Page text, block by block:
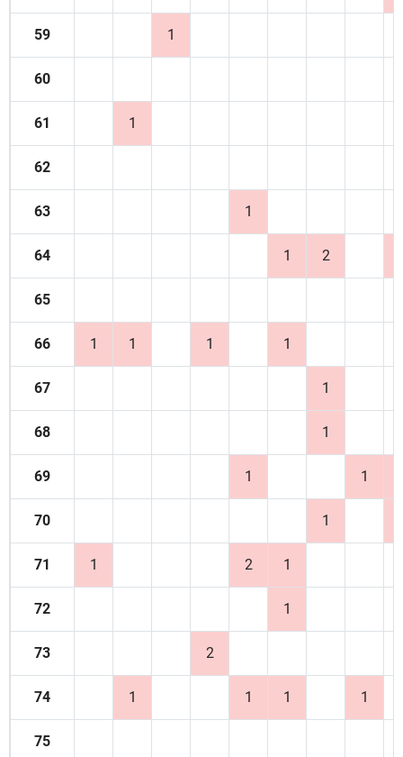
59 1
60
61 1
62
63 1
64 1 2
65
66 1 1 1 1
67 1
68 1
69 1 1
70 1
71 1 2 1
72 1
73 2
74 1 1 1 1
75